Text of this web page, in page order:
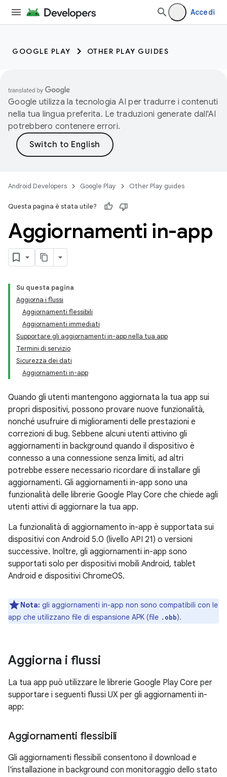
Accedi
GOOGLE PLAY OTHER PLAY GUIDES
Google utilizza la tecnologia AI per tradurre i contenuti
nella tua lingua preferita. Le traduzioni generate dall'AI
potrebbero contenere errori.
Android Developers Google Play Other Play guides
Questa pagina è stata utile?
Aggiornamenti in-app
Su questa pagina
Aggiorna i flussi
Aggiornamenti flessibili
Aggiornamenti immediati
Supportare gli aggiornamenti in-app nella tua app
Termini di servizio
Sicurezza dei dati
Aggiornamenti in-app
Quando gli utenti mantengono aggiornata la tua app sui
propri dispositivi, possono provare nuove funzionalità,
nonché usufruire di miglioramenti delle prestazioni e
correzioni di bug. Sebbene alcuni utenti attivino gli
aggiornamenti in background quando il dispositivo è
connesso a una connessione senza limiti, ad altri
potrebbe essere necessario ricordare di installare gli
aggiornamenti. Gli aggiornamenti in-app sono una
funzionalità delle librerie Google Play Core che chiede agli
utenti attivi di aggiornare la tua app.
La funzionalità di aggiornamento in-app è supportata sui
dispositivi con Android 5.0 (livello API 21) o versioni
successive. Inoltre, gli aggiornamenti in-app sono
supportati solo per dispositivi mobili Android, tablet
Android e dispositivi ChromeOS.
Nota: gli aggiornamenti in-app non sono compatibili con le
app che utilizzano file di espansione APK (file .obb).
Aggiorna i flussi
La tua app può utilizzare le librerie Google Play Core per
supportare i seguenti flussi UX per gli aggiornamenti in-
app:
Aggiornamenti flessibili
Gli aggiornamenti flessibili consentono il download e
l'installazione in background con monitoraggio dello stato